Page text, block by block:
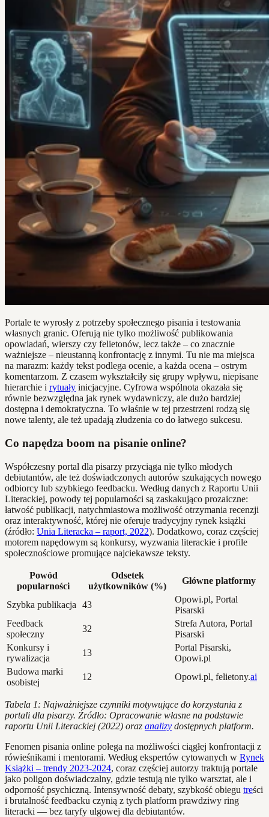
Portale te wyrosły z potrzeby społecznego pisania i testowania
własnych granic. Oferują nie tylko możliwość publikowania
opowiadań, wierszy czy felietonów, lecz także – co znacznie
ważniejsze – nieustanną konfrontację z innymi. Tu nie ma miejsca
na marazm: każdy tekst podlega ocenie, a każda ocena – ostrym
komentarzom. Z czasem wykształciły się grupy wpływu, niepisane
hierarchie i rytuały inicjacyjne. Cyfrowa wspólnota okazała się
równie bezwzględna jak rynek wydawniczy, ale dużo bardziej
dostępna i demokratyczna. To właśnie w tej przestrzeni rodzą się
nowe talenty, ale też upadają złudzenia co do łatwego sukcesu.
Co napędza boom na pisanie online?
Współczesny portal dla pisarzy przyciąga nie tylko młodych
debiutantów, ale też doświadczonych autorów szukających nowego
odbiorcy lub szybkiego feedbacku. Według danych z Raportu Unii
Literackiej, powody tej popularności są zaskakująco prozaiczne:
łatwość publikacji, natychmiastowa możliwość otrzymania recenzji
oraz interaktywność, której nie oferuje tradycyjny rynek książki
(źródło: Unia Literacka – raport, 2022). Dodatkowo, coraz częściej
motorem napędowym są konkursy, wyzwania literackie i profile
społecznościowe promujące najciekawsze teksty.
Powód
popularności
Odsetek
użytkowników (%)
Główne platformy
Szybka publikacja 43
Opowi.pl, Portal
Pisarski
Feedback
społeczny
32
Strefa Autora, Portal
Pisarski
Konkursy i
rywalizacja
13
Portal Pisarski,
Opowi.pl
Budowa marki
osobistej
12 Opowi.pl, felietony.ai
Tabela 1: Najważniejsze czynniki motywujące do korzystania z
portali dla pisarzy. Źródło: Opracowanie własne na podstawie
raportu Unii Literackiej (2022) oraz analizy dostępnych platform.
Fenomen pisania online polega na możliwości ciągłej konfrontacji z
rówieśnikami i mentorami. Według ekspertów cytowanych w Rynek
Książki – trendy 2023-2024, coraz częściej autorzy traktują portale
jako poligon doświadczalny, gdzie testują nie tylko warsztat, ale i
odporność psychiczną. Intensywność debaty, szybkość obiegu treści
i brutalność feedbacku czynią z tych platform prawdziwy ring
literacki — bez taryfy ulgowej dla debiutantów.